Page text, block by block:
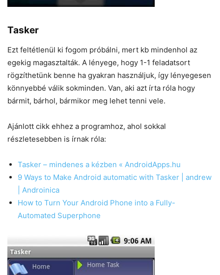
Tasker
Ezt feltétlenül ki fogom próbálni, mert kb mindenhol az
egekig magasztalták. A lényege, hogy 1-1 feladatsort
rögzíthetünk benne ha gyakran használjuk, így lényegesen
könnyebbé válik sokminden. Van, aki azt írta róla hogy
bármit, bárhol, bármikor meg lehet tenni vele.
Ajánlott cikk ehhez a programhoz, ahol sokkal
részletesebben is írnak róla:
Tasker – mindenes a kézben « AndroidApps.hu
9 Ways to Make Android automatic with Tasker | andrew
| Androinica
How to Turn Your Android Phone into a Fully-
Automated Superphone